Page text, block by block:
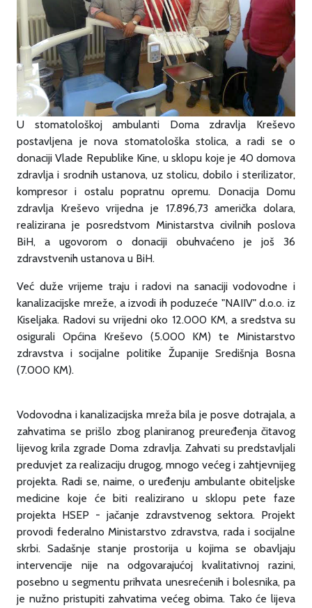
U stomatološkoj ambulanti Doma zdravlja Kreševo
postavljena je nova stomatološka stolica, a radi se o
donaciji Vlade Republike Kine, u sklopu koje je 40 domova
zdravlja i srodnih ustanova, uz stolicu, dobilo i sterilizator,
kompresor i ostalu popratnu opremu. Donacija Domu
zdravlja Kreševo vrijedna je 17.896,73 američka dolara,
realizirana je posredstvom Ministarstva civilnih poslova
BiH, a ugovorom o donaciji obuhvaćeno je još 36
zdravstvenih ustanova u BiH.
Već duže vrijeme traju i radovi na sanaciji vodovodne i
kanalizacijske mreže, a izvodi ih poduzeće "NAIIV" d.o.o. iz
Kiseljaka. Radovi su vrijedni oko 12.000 KM, a sredstva su
osigurali Općina Kreševo (5.000 KM) te Ministarstvo
zdravstva i socijalne politike Županije Središnja Bosna
(7.000 KM).
Vodovodna i kanalizacijska mreža bila je posve dotrajala, a
zahvatima se prišlo zbog planiranog preuređenja čitavog
lijevog krila zgrade Doma zdravlja. Zahvati su predstavljali
preduvjet za realizaciju drugog, mnogo većeg i zahtjevnijeg
projekta. Radi se, naime, o uređenju ambulante obiteljske
medicine koje će biti realizirano u sklopu pete faze
projekta HSEP - jačanje zdravstvenog sektora. Projekt
provodi federalno Ministarstvo zdravstva, rada i socijalne
skrbi. Sadašnje stanje prostorija u kojima se obavljaju
intervencije nije na odgovarajućoj kvalitativnoj razini,
posebno u segmentu prihvata unesrećenih i bolesnika, pa
je nužno pristupiti zahvatima većeg obima. Tako će lijeva